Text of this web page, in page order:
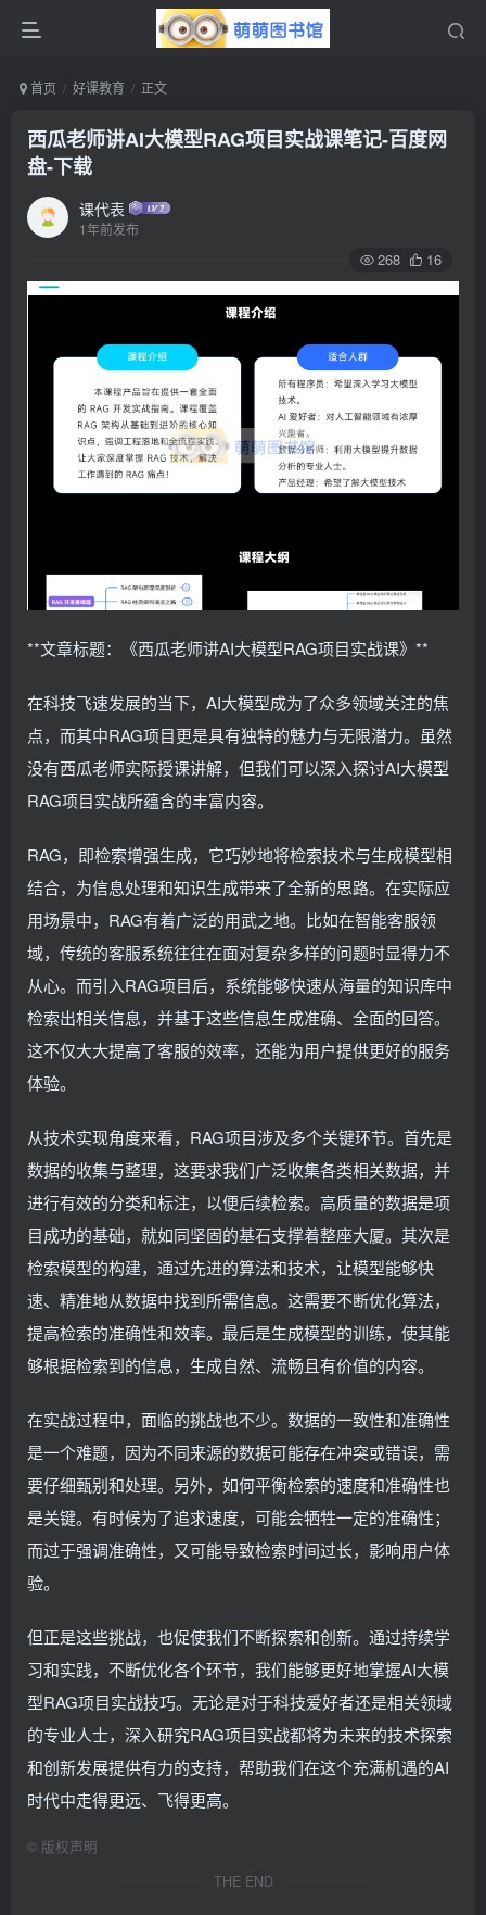
首页 好课教育 正文
西瓜老师讲AI大模型RAG项目实战课笔记-百度网
盘-下载
课代表
1年前发布
268 16
**文章标题：《西瓜老师讲AI大模型RAG项目实战课》**
在科技飞速发展的当下，AI大模型成为了众多领域关注的焦
点，而其中RAG项目更是具有独特的魅力与无限潜力。虽然
没有西瓜老师实际授课讲解，但我们可以深入探讨AI大模型
RAG项目实战所蕴含的丰富内容。
RAG，即检索增强生成，它巧妙地将检索技术与生成模型相
结合，为信息处理和知识生成带来了全新的思路。在实际应
用场景中，RAG有着广泛的用武之地。比如在智能客服领
域，传统的客服系统往往在面对复杂多样的问题时显得力不
从心。而引入RAG项目后，系统能够快速从海量的知识库中
检索出相关信息，并基于这些信息生成准确、全面的回答。
这不仅大大提高了客服的效率，还能为用户提供更好的服务
体验。
从技术实现角度来看，RAG项目涉及多个关键环节。首先是
数据的收集与整理，这要求我们广泛收集各类相关数据，并
进行有效的分类和标注，以便后续检索。高质量的数据是项
目成功的基础，就如同坚固的基石支撑着整座大厦。其次是
检索模型的构建，通过先进的算法和技术，让模型能够快
速、精准地从数据中找到所需信息。这需要不断优化算法，
提高检索的准确性和效率。最后是生成模型的训练，使其能
够根据检索到的信息，生成自然、流畅且有价值的内容。
在实战过程中，面临的挑战也不少。数据的一致性和准确性
是一个难题，因为不同来源的数据可能存在冲突或错误，需
要仔细甄别和处理。另外，如何平衡检索的速度和准确性也
是关键。有时候为了追求速度，可能会牺牲一定的准确性；
而过于强调准确性，又可能导致检索时间过长，影响用户体
验。
但正是这些挑战，也促使我们不断探索和创新。通过持续学
习和实践，不断优化各个环节，我们能够更好地掌握AI大模
型RAG项目实战技巧。无论是对于科技爱好者还是相关领域
的专业人士，深入研究RAG项目实战都将为未来的技术探索
和创新发展提供有力的支持，帮助我们在这个充满机遇的AI
时代中走得更远、飞得更高。
© 版权声明
THE END